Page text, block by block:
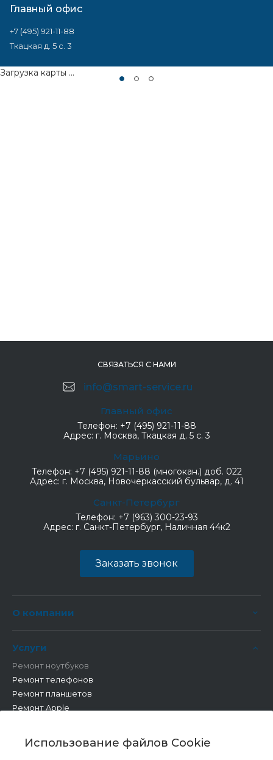
Использование файлов Cookie
Главный офис
+7 (495) 921-11-88
Ткацкая д. 5 с. 3
Загрузка карты ...
СВЯЗАТЬСЯ С НАМИ
info@smart-service.ru
Главный офис
Телефон: +7 (495) 921-11-88
Адрес: г. Москва, Ткацкая д. 5 с. 3
Марьино
Телефон: +7 (495) 921-11-88 (многокан.) доб. 022
Адрес: г. Москва, Новочеркасский бульвар, д. 41
Санкт-Петербург
Телефон: +7 (963) 300-23-93
Адрес: г. Санкт-Петербург, Наличная 44к2
Заказать звонок
О компании
Услуги
Ремонт ноутбуков
Ремонт телефонов
Ремонт планшетов
Ремонт Apple